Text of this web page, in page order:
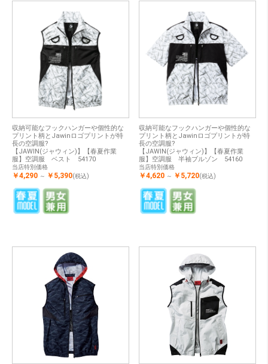
収納可能なフックハンガーや個性的な
プリント柄とJawinロゴプリントが特
長の空調服?
【JAWIN(ジャウィン)】【春夏作業
服】空調服 ベスト 54170
当店特別価格
￥4,290 ～ ￥5,390(税込)
収納可能なフックハンガーや個性的な
プリント柄とJawinロゴプリントが特
長の空調服?
【JAWIN(ジャウィン)】【春夏作業
服】空調服 半袖ブルゾン 54160
当店特別価格
￥4,620 ～ ￥5,720(税込)